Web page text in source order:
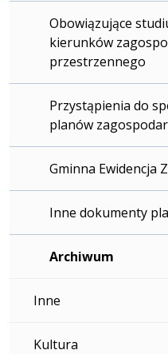
Obowiązujące
kierunków
przestrzennego
Przystąpienia do
planów
Gminna Ewidencja
Inne dokumenty
Archiwum
Inne
Kultura